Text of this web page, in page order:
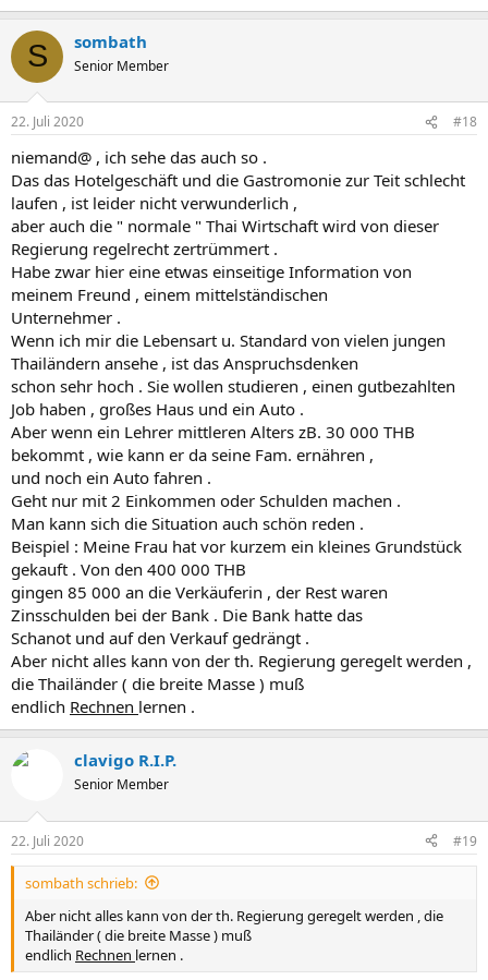
S sombath
Senior Member
22. Juli 2020 #18
niemand@ , ich sehe das auch so .
Das das Hotelgeschäft und die Gastromonie zur Teit schlecht
laufen , ist leider nicht verwunderlich ,
aber auch die " normale " Thai Wirtschaft wird von dieser
Regierung regelrecht zertrümmert .
Habe zwar hier eine etwas einseitige Information von
meinem Freund , einem mittelständischen
Unternehmer .
Wenn ich mir die Lebensart u. Standard von vielen jungen
Thailändern ansehe , ist das Anspruchsdenken
schon sehr hoch . Sie wollen studieren , einen gutbezahlten
Job haben , großes Haus und ein Auto .
Aber wenn ein Lehrer mittleren Alters zB. 30 000 THB
bekommt , wie kann er da seine Fam. ernähren ,
und noch ein Auto fahren .
Geht nur mit 2 Einkommen oder Schulden machen .
Man kann sich die Situation auch schön reden .
Beispiel : Meine Frau hat vor kurzem ein kleines Grundstück
gekauft . Von den 400 000 THB
gingen 85 000 an die Verkäuferin , der Rest waren
Zinsschulden bei der Bank . Die Bank hatte das
Schanot und auf den Verkauf gedrängt .
Aber nicht alles kann von der th. Regierung geregelt werden ,
die Thailänder ( die breite Masse ) muß
endlich Rechnen lernen .
clavigo R.I.P.
Senior Member
22. Juli 2020 #19
sombath schrieb:
Aber nicht alles kann von der th. Regierung geregelt werden , die
Thailänder ( die breite Masse ) muß
endlich Rechnen lernen .